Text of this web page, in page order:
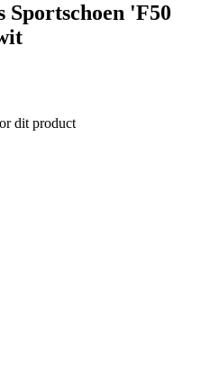
Sportschoen 'F50
dit product